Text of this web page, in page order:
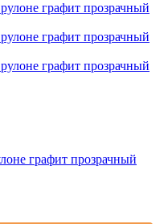
графит прозрачный